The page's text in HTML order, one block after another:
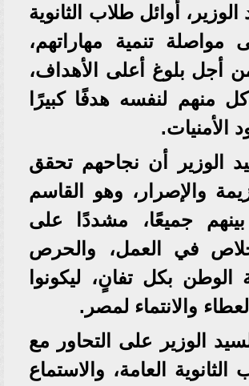
أوائل طلاب الثانوية
مواصلة تنمية مهاراتهم،
من أجل بلوغ أعلى الأهداف،
منهم لنفسه هدفًا كبيرًا
الأمنيات.
الوزير أن نجاحهم تحقق
والإصرار، وهو القاسم
جميعًا، مشددًا على
في العمل، والحرص
بكل تفانٍ، ليكونوا
والانتماء لمصر.
الوزير على التحاور مع
الثانوية العامة، والاستماع